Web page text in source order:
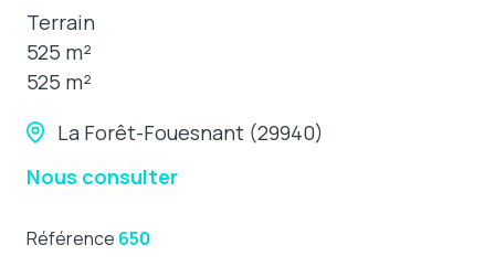
Terrain
525 m²
525 m²
La Forêt-Fouesnant (29940)
Nous consulter
Référence 650